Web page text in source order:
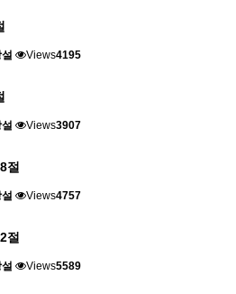
Views4195
Views3907
절
Views4757
절
Views5589